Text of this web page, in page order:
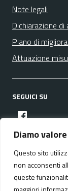
Diamo
Questo sito
non acconsenti
queste
Note legali
Dichiarazione
Piano di
Attuazione
SEGUICI SU
facebook
Media policy